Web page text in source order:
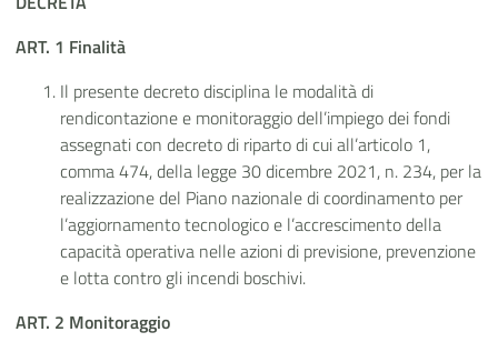
ART. 1 Finalità
Il presente decreto disciplina le modalità di
rendicontazione e monitoraggio dell’impiego dei fondi
assegnati con decreto di riparto di cui all’articolo 1,
comma 474, della legge 30 dicembre 2021, n. 234, per la
realizzazione del Piano nazionale di coordinamento per
l’aggiornamento tecnologico e l’accrescimento della
capacità operativa nelle azioni di previsione, prevenzione
e lotta contro gli incendi boschivi.
ART. 2 Monitoraggio